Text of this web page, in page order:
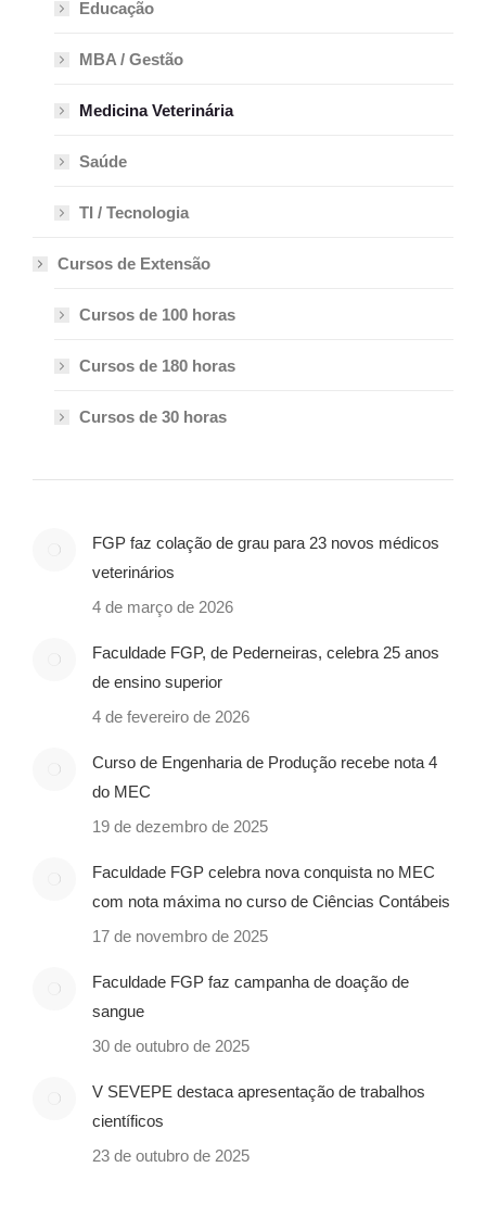
Educação
MBA / Gestão
Medicina Veterinária
Saúde
TI / Tecnologia
Cursos de Extensão
Cursos de 100 horas
Cursos de 180 horas
Cursos de 30 horas
FGP faz colação de grau para 23 novos médicos
veterinários
4 de março de 2026
Faculdade FGP, de Pederneiras, celebra 25 anos
de ensino superior
4 de fevereiro de 2026
Curso de Engenharia de Produção recebe nota 4
do MEC
19 de dezembro de 2025
Faculdade FGP celebra nova conquista no MEC
com nota máxima no curso de Ciências Contábeis
17 de novembro de 2025
Faculdade FGP faz campanha de doação de
sangue
30 de outubro de 2025
V SEVEPE destaca apresentação de trabalhos
científicos
23 de outubro de 2025